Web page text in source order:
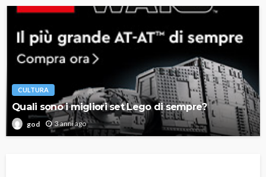
CULTURA
Quali sono i migliori set Lego di sempre?
god 3 anni ago